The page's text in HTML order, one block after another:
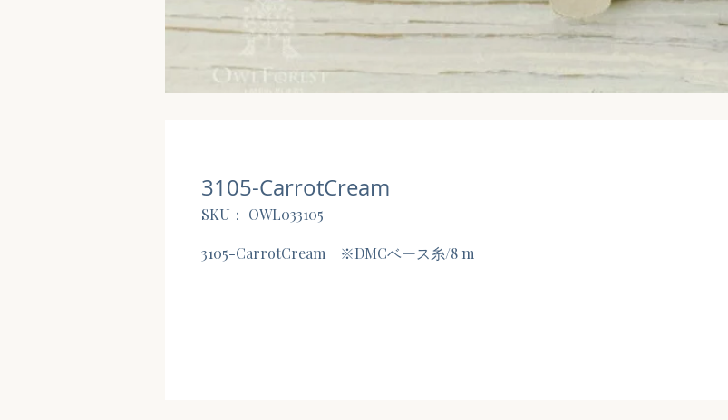
3105-CarrotCream
SKU： OWL033105
3105-CarrotCream ※DMCベース糸/8 m